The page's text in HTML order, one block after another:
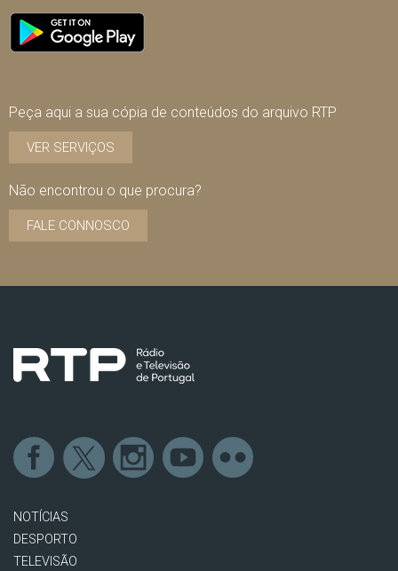
Peça aqui a sua cópia de conteúdos do arquivo RTP
VER SERVIÇOS
Não encontrou o que procura?
FALE CONNOSCO
NOTÍCIAS
DESPORTO
TELEVISÃO